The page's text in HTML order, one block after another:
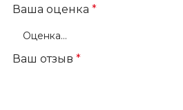
Ваша оценка*
Ваш отзыв*